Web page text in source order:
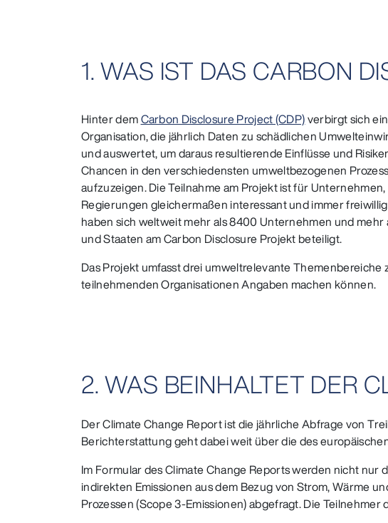
1. WAS IST DAS CARBON
Hinter demCarbon Disclosure Project (CDP)verbirgt sich
Organisation, die jährlich Daten zu schädlichen
und auswertet, um daraus resultierende Einflüsse und
Chancen in den verschiedensten umweltbezogenen
aufzuzeigen. Die Teilnahme am Projekt ist für
Regierungen gleichermaßen interessant und immer
haben sich weltweit mehr als 8400 Unternehmen und mehr
und Staaten am Carbon Disclosure Projekt beteiligt.
Das Projekt umfasst drei umweltrelevante Themenbereiche
teilnehmenden Organisationen Angaben machen können.
2. WAS BEINHALTET DER
Der Climate Change Report ist die jährliche Abfrage von
Berichterstattung geht dabei weit über die des
Im Formular des Climate Change Reports werden nicht nur
indirekten Emissionen aus dem Bezug von Strom, Wärme
Prozessen (Scope 3-Emissionen) abgefragt. Die